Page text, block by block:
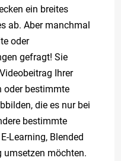
ein breites
ab. Aber manchmal
oder
gefragt! Sie
Ihrer
oder bestimmte
die es nur bei
bestimmte
Learning, Blended
umsetzen möchten.